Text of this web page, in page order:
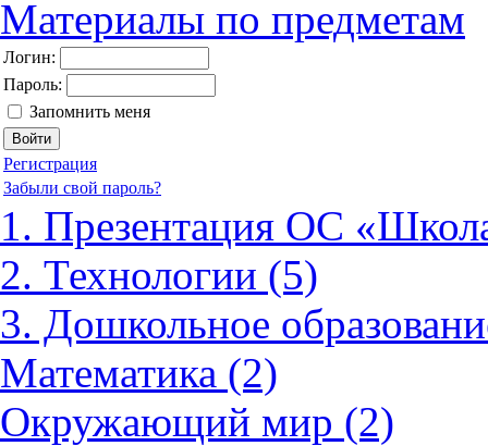
Материалы по предметам
Логин:
Пароль:
Запомнить меня
Регистрация
Забыли свой пароль?
1. Презентация ОС
2. Технологии (5)
3. Дошкольное
Математика (2)
Окружающий мир (2)